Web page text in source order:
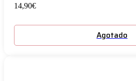
14,90€
Agotado